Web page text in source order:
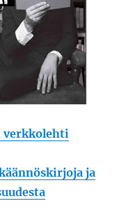
verkkolehti
ja